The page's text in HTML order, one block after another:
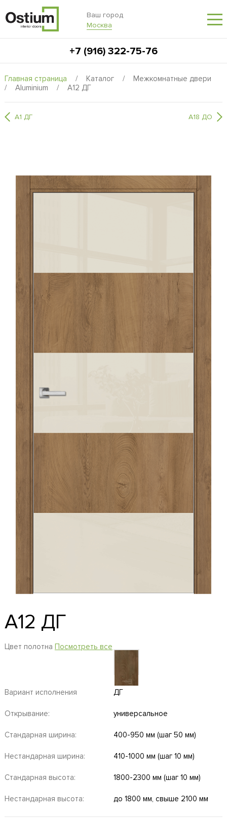
Ваш город
Москва
+7 (916) 322-75-76
Главная страница / Каталог /
Межкомнатные двери
/
Aluminium / A12 ДГ
A1 ДГ A18 ДО
A12 ДГ
Цвет полотна Посмотреть все
Вариант исполнения ДГ
Открывание: универсальное
Стандарная ширина: 400-950 мм (шаг 50 мм)
Нестандарная ширина: 410-1000 мм (шаг 10 мм)
Стандарная высота: 1800-2300 мм (шаг 10 мм)
Нестандарная высота: до 1800 мм, свыше 2100 мм